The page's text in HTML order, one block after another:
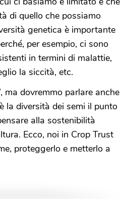
di quello che possiamo
genetica è importante
per esempio, ci sono
in termini di malattie,
la siccità, etc.
ma dovremmo parlare anche
la diversità dei semi il punto
alla sostenibilità
Ecco, noi in Crop Trust
proteggerlo e metterlo a